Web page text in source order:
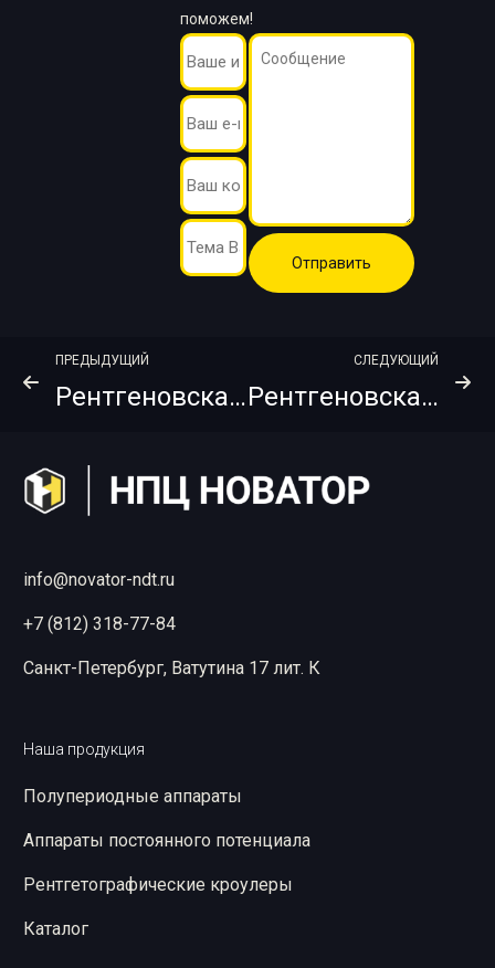
поможем!
ПРЕДЫДУЩИЙ
Рентгеновская пленка FUJIFILM IX100 Envelopak + PB Roll 100х61
СЛЕДУЮЩИЙ
Рентгеновская пленка FUJIFILM IX100HD Envelopak + PB Roll 70х61
info@novator-ndt.ru
+7 (812) 318-77-84
Санкт-Петербург, Ватутина 17 лит. К
Наша продукция
Полупериодные аппараты
Аппараты постоянного потенциала
Рентгетографические кроулеры
Каталог